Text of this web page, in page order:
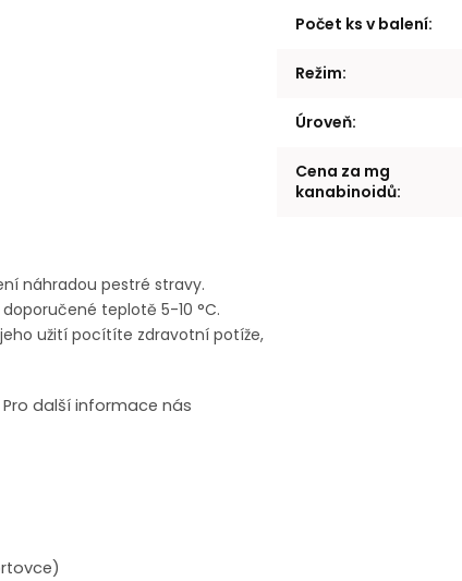
náhradou pestré stravy.
teplotě 5-10 °C.
užití pocítíte zdravotní potíže,
Pro další informace nás
Počet ks v balení:
Režim:
Úroveň:
Cena za mg
kanabinoidů: